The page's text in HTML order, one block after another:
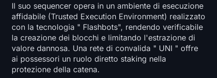
Il suo sequencer opera in un ambiente di esecuzione
affidabile (Trusted Execution Environment) realizzato
con la tecnologia " Flashbots", rendendo verificabile
la creazione dei blocchi e limitando l'estrazione di
valore dannosa. Una rete di convalida " UNI " offre
ai possessori un ruolo diretto staking nella
protezione della catena.